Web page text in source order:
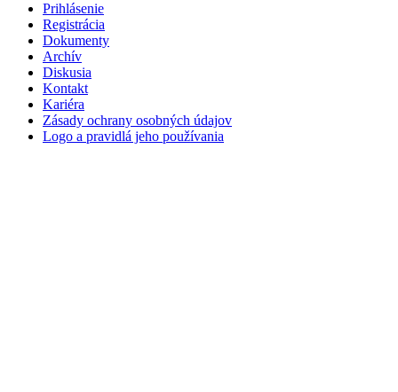
Prihlásenie
Registrácia
Dokumenty
Archív
Diskusia
Kontakt
Kariéra
Zásady ochrany osobných údajov
Logo a pravidlá jeho používania